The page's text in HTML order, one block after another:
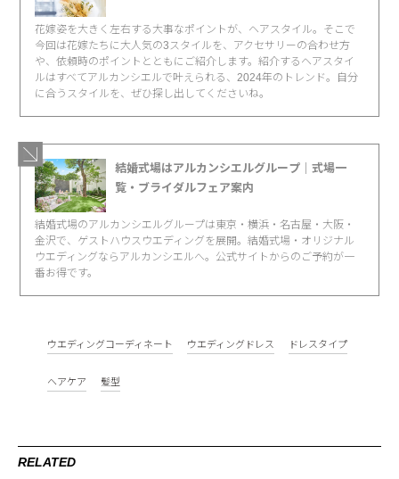
花嫁姿を大きく左右する大事なポイントが、ヘアスタイル。そこで
今回は花嫁たちに大人気の3スタイルを、アクセサリーの合わせ方
や、依頼時のポイントとともにご紹介します。紹介するヘアスタイ
ルはすべてアルカンシエルで叶えられる、2024年のトレンド。自分
に合うスタイルを、ぜひ探し出してくださいね。
結婚式場はアルカンシエルグループ｜式場一
覧・ブライダルフェア案内
結婚式場のアルカンシエルグループは東京・横浜・名古屋・大阪・
金沢で、ゲストハウスウエディングを展開。結婚式場・オリジナル
ウエディングならアルカンシエルへ。公式サイトからのご予約が一
番お得です。
ウエディングコーディネート ウエディングドレス ドレスタイプ
ヘアケア 髪型
RELATED